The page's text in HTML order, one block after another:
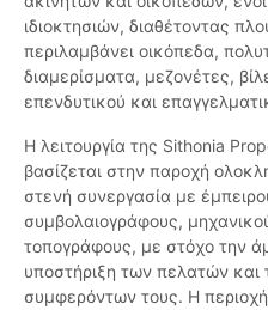
ιδιοκτησιών, διαθέτοντας
περιλαμβάνει οικόπεδα,
διαμερίσματα, μεζονέτες,
επενδυτικού και
Η λειτουργία της Sithonia
βασίζεται στην παροχή
στενή συνεργασία με
συμβολαιογράφους,
τοπογράφους, με στόχο την
υποστήριξη των πελατών και
συμφερόντων τους. Η περιοχή